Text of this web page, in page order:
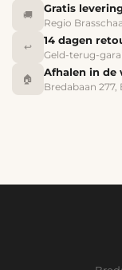
🚚
Gratis
Regio
↩️
14 dagen
Geld-terug-
🏠
Afhalen in de
Bredabaan 277,